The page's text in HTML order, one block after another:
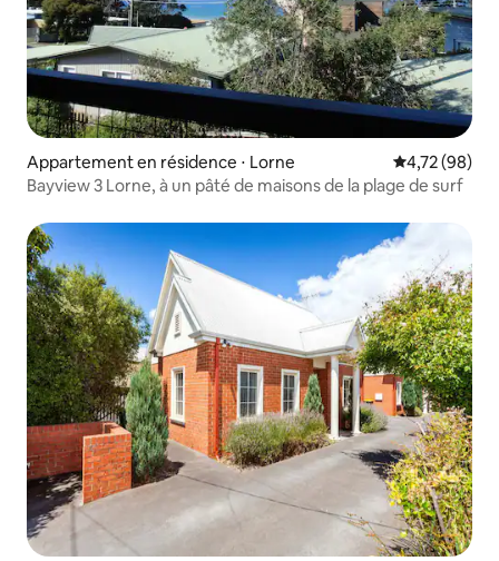
Appartement en résidence ⋅ Lorne Évaluation
4,72 (98)
Bayview 3 Lorne, à un pâté de maisons de la plage de surf